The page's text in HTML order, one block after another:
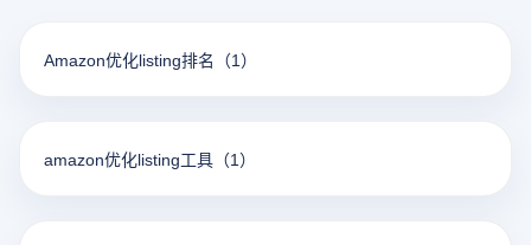
Amazon优化listing排名 （1）
amazon优化listing工具 （1）